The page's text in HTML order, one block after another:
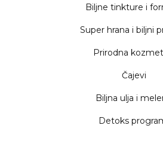
Biljne tinkture i
Super hrana i biljni
Prirodna
Čajevi
Biljna ulja i
Detoks